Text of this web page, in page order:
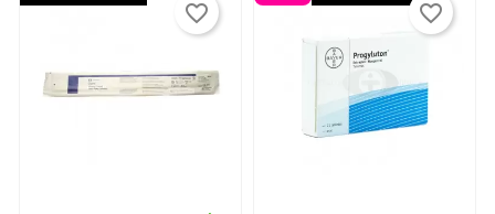
favorite_border favorite_border